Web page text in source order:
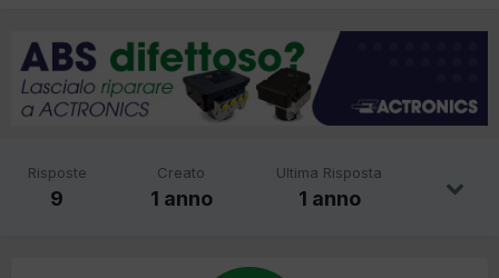
Risposte
9
Creato
1 anno
Ultima Risposta
1 anno